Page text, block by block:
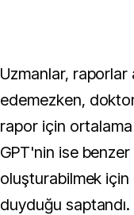
Uzmanlar, raporlar
edemezken,
rapor için ortalama
GPT'nin ise
oluşturabilmek
duyduğu saptandı.